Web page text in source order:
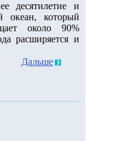
десятилетие и
океан, который
около 90%
расширяется и
Дальше